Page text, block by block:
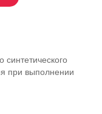
синтетического
при выполнении